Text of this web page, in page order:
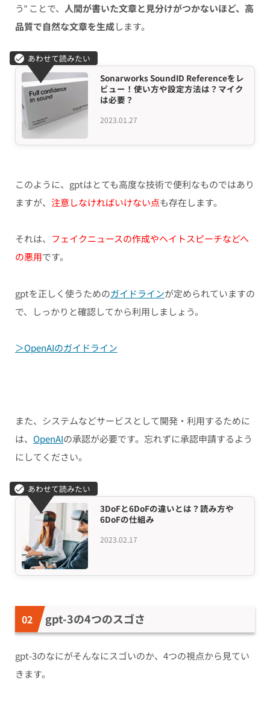
う” ことで、
人間が書いた文章と見分けがつかないほど、高
品質で自然な文章を生成します。
2023.01.27
Sonarworks SoundID Referenceをレ
ビュー！使い方や設定方法は？マイク
は必要？
このように、gptはとても高度な技術で便利なものではあり
ますが、 注意しなければいけない点も存在します。
それは、 フェイクニュースの作成やヘイトスピーチなどへ
の悪用です。
gptを正しく使うためのガイドラインが定められていますの
で、しっかりと確認してから利用しましょう。
＞OpenAIのガイドライン
また、システムなどサービスとして開発・利用するために
は、 OpenAIの承認が必要です。忘れずに承認申請するよう
にしてください。
2023.02.17
3DoFと6DoFの違いとは？読み方や
6DoFの仕組み
gpt-3の4つのスゴさ
gpt-3のなにがそんなにスゴいのか、4つの視点から見てい
きます。